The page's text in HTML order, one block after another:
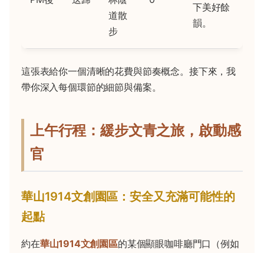
道散
步
下美好餘
韻。
這張表給你一個清晰的花費與節奏概念。接下來，我
帶你深入每個環節的細節與備案。
上午行程：緩步文青之旅，啟動感
官
華山1914文創園區：安全又充滿可能性的
起點
約在華山1914文創園區的某個顯眼咖啡廳門口（例如